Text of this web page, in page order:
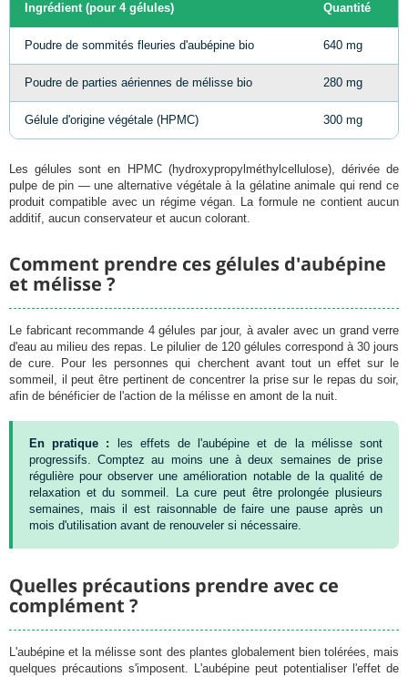
Ingrédient (pour 4 gélules) Quantité
Poudre de sommités fleuries d'aubépine bio 640 mg
Poudre de parties aériennes de mélisse bio 280 mg
Gélule d'origine végétale (HPMC) 300 mg
Les gélules sont en HPMC (hydroxypropylméthylcellulose), dérivée de
pulpe de pin — une alternative végétale à la gélatine animale qui rend ce
produit compatible avec un régime végan. La formule ne contient aucun
additif, aucun conservateur et aucun colorant.
Comment prendre ces gélules d'aubépine
et mélisse ?
Le fabricant recommande 4 gélules par jour, à avaler avec un grand verre
d'eau au milieu des repas. Le pilulier de 120 gélules correspond à 30 jours
de cure. Pour les personnes qui cherchent avant tout un effet sur le
sommeil, il peut être pertinent de concentrer la prise sur le repas du soir,
afin de bénéficier de l'action de la mélisse en amont de la nuit.
En pratique : les effets de l'aubépine et de la mélisse sont
progressifs. Comptez au moins une à deux semaines de prise
régulière pour observer une amélioration notable de la qualité de
relaxation et du sommeil. La cure peut être prolongée plusieurs
semaines, mais il est raisonnable de faire une pause après un
mois d'utilisation avant de renouveler si nécessaire.
Quelles précautions prendre avec ce
complément ?
L'aubépine et la mélisse sont des plantes globalement bien tolérées, mais
quelques précautions s'imposent. L'aubépine peut potentialiser l'effet de